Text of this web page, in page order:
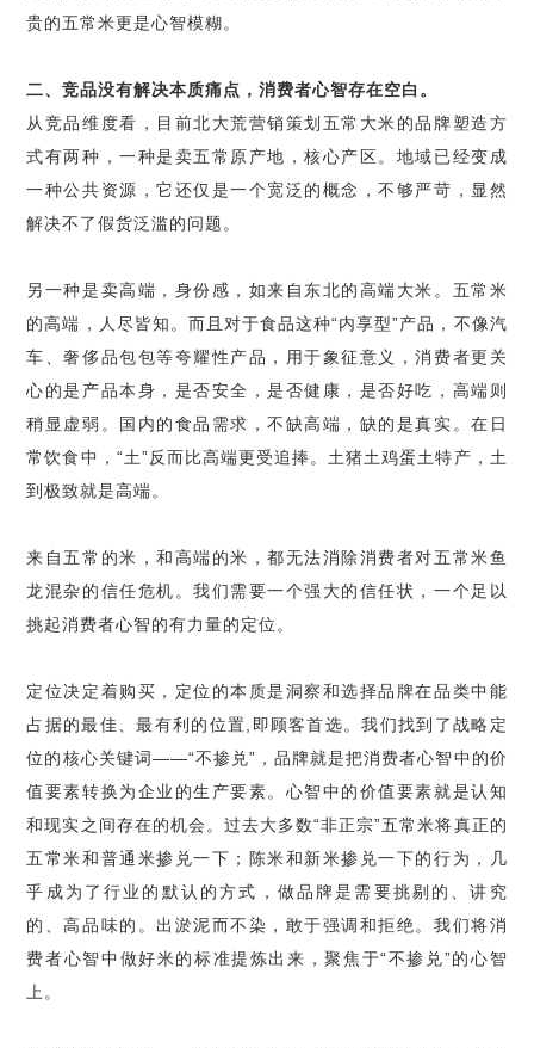
贵的五常米更是心智模糊。
二、竞品没有解决本质痛点，消费者心智存在空白。
从竞品维度看，目前北大荒营销策划五常大米的品牌塑造方
式有两种，一种是卖五常原产地，核心产区。地域已经变成
一种公共资源，它还仅是一个宽泛的概念，不够严苛，显然
解决不了假货泛滥的问题。
另一种是卖高端，身份感，如来自东北的高端大米。五常米
的高端，人尽皆知。而且对于食品这种“内享型”产品，不像汽
车、奢侈品包包等夸耀性产品，用于象征意义，消费者更关
心的是产品本身，是否安全，是否健康，是否好吃，高端则
稍显虚弱。国内的食品需求，不缺高端，缺的是真实。在日
常饮食中， “土”反而比高端更受追捧。土猪土鸡蛋土特产，土
到极致就是高端。
来自五常的米，和高端的米，都无法消除消费者对五常米鱼
龙混杂的信任危机。我们需要一个强大的信任状，一个足以
挑起消费者心智的有力量的定位。
定位决定着购买，定位的本质是洞察和选择品牌在品类中能
占据的最佳、最有利的位置 即顾客首选。我们找到了战略定
位的核心关键词——“不掺兑” ，品牌就是把消费者心智中的价
值要素转换为企业的生产要素。心智中的价值要素就是认知
和现实之间存在的机会。过去大多数“非正宗”五常米将真正的
五常米和普通米掺兑一下；陈米和新米掺兑一下的行为，几
乎成为了行业的默认的方式，做品牌是需要挑剔的、讲究
的、高品味的。出淤泥而不染，敢于强调和拒绝。我们将消
费者心智中做好米的标准提炼出来，聚焦于“不掺兑”的心智
上。